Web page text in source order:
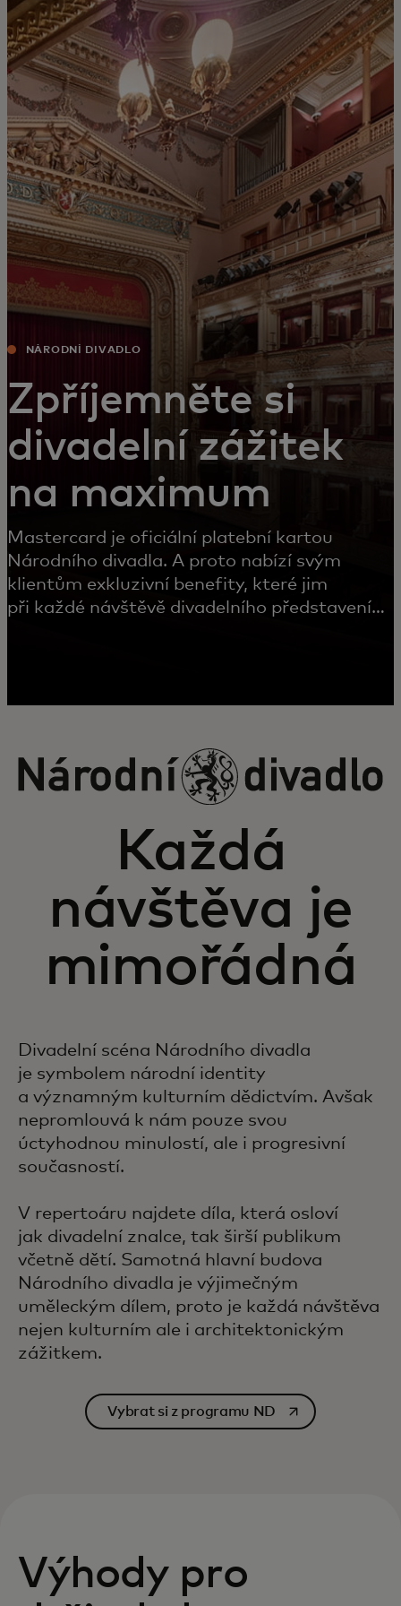
Pro vás
Pro firmy
Pro svět
Pro inovátory
Novinky a trendy
NÁRODNÍ DIVADLO
Zpříjemněte si
divadelní zážitek
na maximum
Mastercard je oficiální platební kartou
Národního divadla. A proto nabízí svým
klientům exkluzivní benefity, které jim
při každé návštěvě divadelního představení
Každá
návštěva je
mimořádná
Divadelní scéna Národního divadla
je symbolem národní identity
a významným kulturním dědictvím. Avšak
nepromlouvá k nám pouze svou
úctyhodnou minulostí, ale i progresivní
současností.
V repertoáru najdete díla, která osloví
jak divadelní znalce, tak širší publikum
včetně dětí. Samotná hlavní budova
Národního divadla je výjimečným
uměleckým dílem, proto je každá návštěva
nejen kulturním ale i architektonickým
zážitkem.
Vybrat si z programu ND
opens in a new tab
Výhody pro